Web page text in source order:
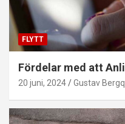
FLYTT
Fördelar med att
20 juni, 2024 Gustav